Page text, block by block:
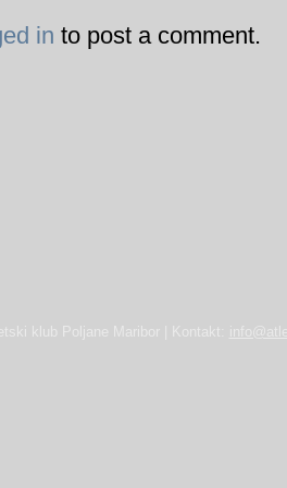
in to post a comment.
klub Poljane Maribor | Kontakt: